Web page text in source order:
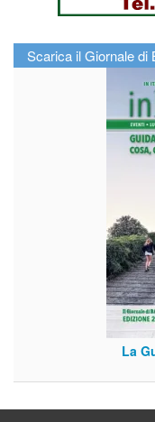
Scarica il Giornale di
La